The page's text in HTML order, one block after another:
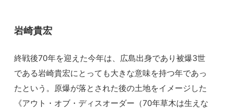
岩崎貴宏
終戦後70年を迎えた今年は、広島出身であり被爆3世
である岩崎貴宏にとっても大きな意味を持つ年であっ
たという。原爆が落とされた後の土地をイメージした
《アウト・オブ・ディスオーダー（70年草木は生えな